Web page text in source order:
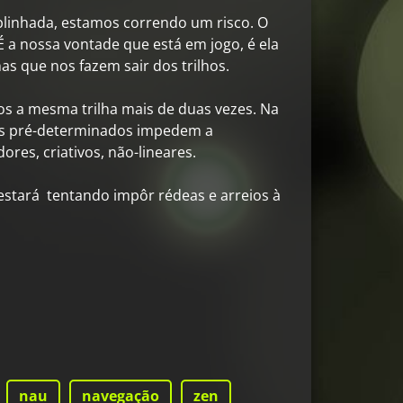
estamos correndo um risco. O
nossa vontade que está em jogo, é ela
que nos fazem sair dos trilhos.
mesma trilha mais de duas vezes. Na
pré-determinados impedem a
criativos, não-lineares.
tentando impôr rédeas e arreios à
nau navegação zen